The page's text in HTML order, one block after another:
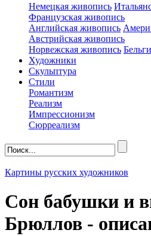
Немецкая живопись
Французская живопись
Английская живопись
Австрийская живопись
Норвежская живопись
Художники
Скульптура
Стили
Романтизм
Реализм
Импрессионизм
Сюрреализм
Картины русских художников
Сон бабушки и
Брюллов -